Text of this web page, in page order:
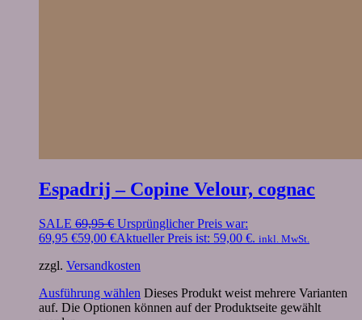
Espadrij – Copine Velour, cognac
SALE 69,95€ Ursprünglicher Preis war:
69,95 €59,00 €Aktueller Preis ist: 59,00 €. inkl. MwSt.
zzgl. Versandkosten
Ausführung wählen Dieses Produkt weist mehrere Varianten
auf. Die Optionen können auf der Produktseite gewählt